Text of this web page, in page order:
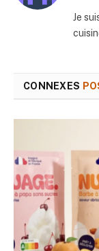
Je
CONNEXES